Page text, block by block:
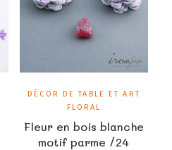
DÉCOR DE TABLE ET ART
FLORAL
Fleur en bois blanche
motif parme /24